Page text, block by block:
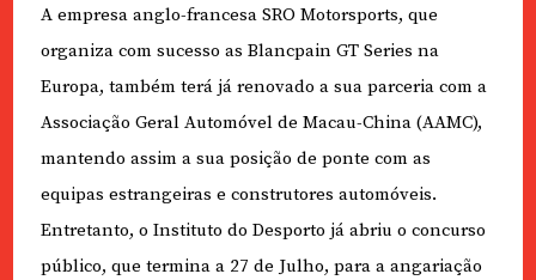
A empresa anglo-francesa SRO Motorsports, que
organiza com sucesso as Blancpain GT Series na
Europa, também terá já renovado a sua parceria com a
Associação Geral Automóvel de Macau-China (AAMC),
mantendo assim a sua posição de ponte com as
equipas estrangeiras e construtores automóveis.
Entretanto, o Instituto do Desporto já abriu o concurso
público, que termina a 27 de Julho, para a angariação